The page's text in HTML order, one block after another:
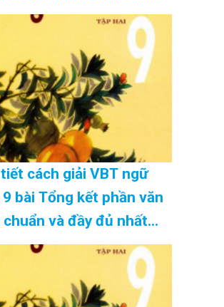
Cập Nhật 08/2026
cách giải VBT ngữ
bài Tổng kết phần văn
chuẩn và đầy đủ nhất
Nhật 08/2026